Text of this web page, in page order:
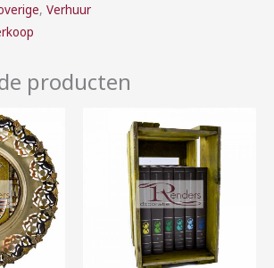
, Verhuur
producten
Prijsklasse:
€10,00
tot
€100,00
€10,00
tot
€50,00